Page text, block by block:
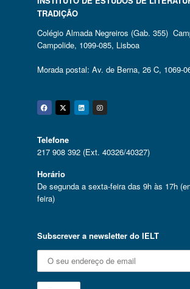
TRADIÇÃO
Colégio Almada Negreiros (Gab. 355)
Campolide, 1099-085, Lisboa
Morada postal: Av. de Berna, 26 C, 1069-
Facebook
Twitter
Linkedin
Instagram
Telefone
217 908 392 (Ext. 40326/40327)
Horário
De segunda a sexta-feira das 9h às 17h
feira)
Subscrever a newsletter do IELT